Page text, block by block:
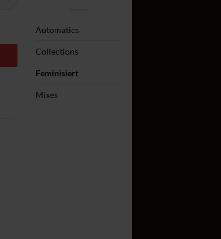
Automatics
Collections
Feminisiert
Mixes